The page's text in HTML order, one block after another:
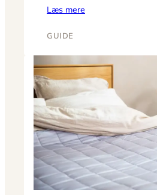
Læs mere
GUIDE